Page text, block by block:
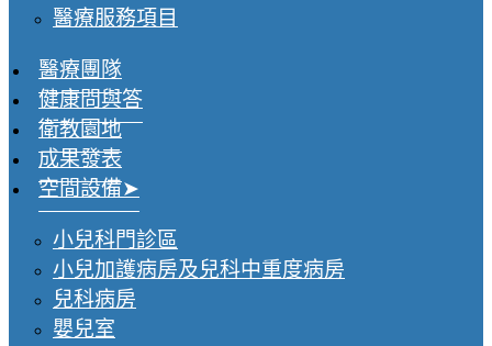
醫療服務項目
醫療團隊
健康問與答
衛教園地
成果發表
空間設備
小兒科門診區
小兒加護病房及兒科中重度病房
兒科病房
嬰兒室